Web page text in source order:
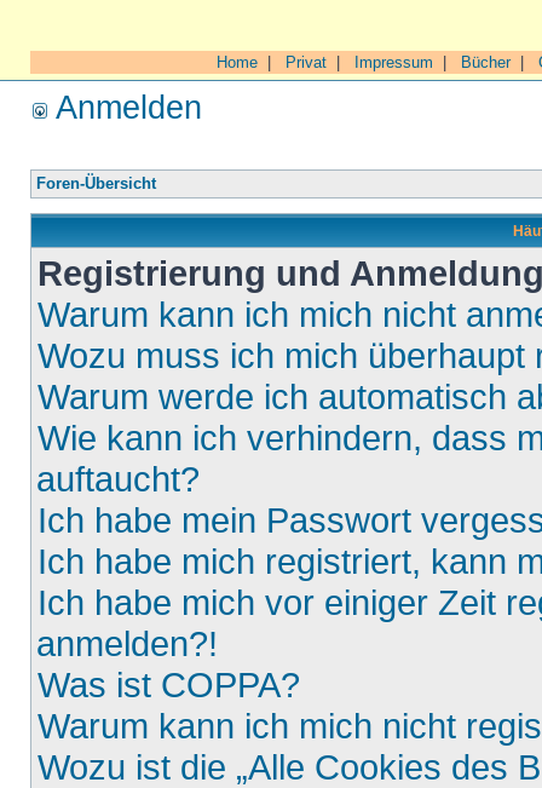
Home Privat Impressum Bücher|
Anmelden
Foren-Übersicht
Registrierung und
Warum kann ich mich nicht
Wozu muss ich mich überhaupt
Warum werde ich automatisch
Wie kann ich verhindern, dass
auftaucht?
Ich habe mein Passwort
Ich habe mich registriert, kann
Ich habe mich vor einiger Zeit
anmelden?!
Was ist COPPA?
Warum kann ich mich nicht
Wozu ist die „Alle Cookies des